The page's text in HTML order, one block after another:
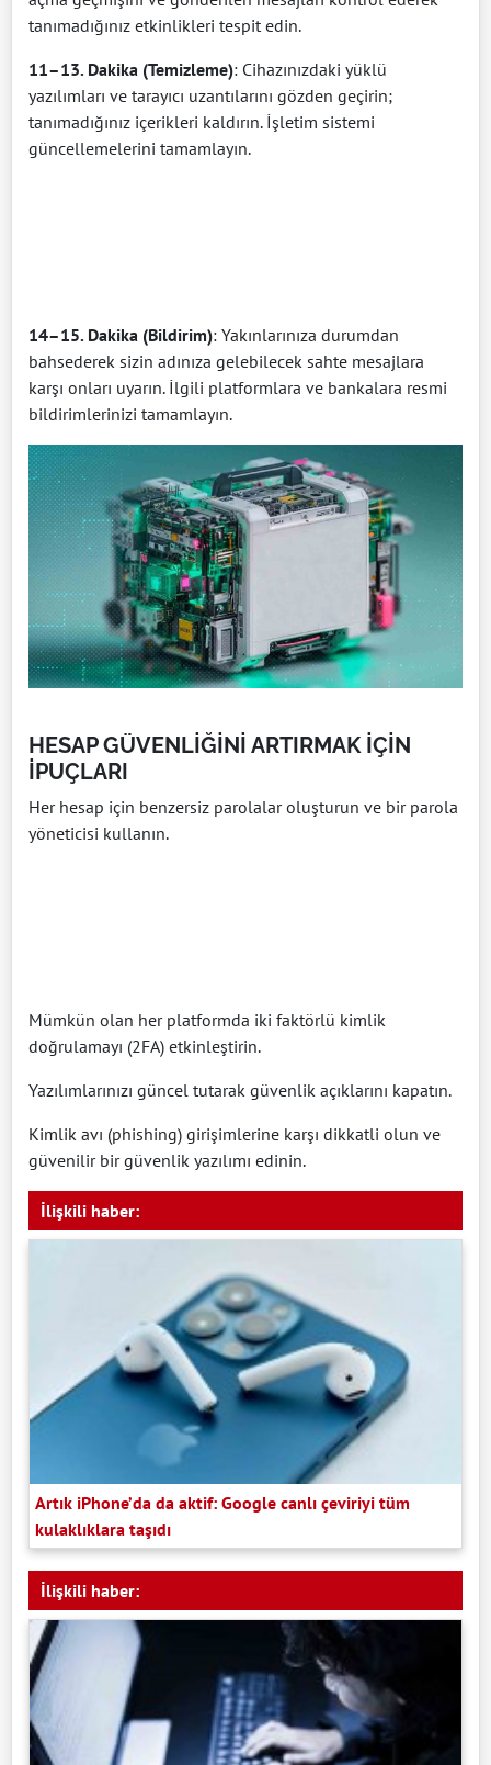
tanımadığınız etkinlikleri tespit edin.
11–13. Dakika (Temizleme): Cihazınızdaki yüklü
yazılımları ve tarayıcı uzantılarını gözden geçirin;
tanımadığınız içerikleri kaldırın. İşletim sistemi
güncellemelerini tamamlayın.
14–15. Dakika (Bildirim): Yakınlarınıza durumdan
bahsederek sizin adınıza gelebilecek sahte mesajlara
karşı onları uyarın. İlgili platformlara ve bankalara resmi
bildirimlerinizi tamamlayın.
HESAP GÜVENLİĞİNİ ARTIRMAK İÇİN
İPUÇLARI
Her hesap için benzersiz parolalar oluşturun ve bir parola
yöneticisi kullanın.
Mümkün olan her platformda iki faktörlü kimlik
doğrulamayı (2FA) etkinleştirin.
Yazılımlarınızı güncel tutarak güvenlik açıklarını kapatın.
Kimlik avı (phishing) girişimlerine karşı dikkatli olun ve
güvenilir bir güvenlik yazılımı edinin.
İlişkili haber:
Artık iPhone’da da aktif: Google canlı çeviriyi tüm
kulaklıklara taşıdı
İlişkili haber: